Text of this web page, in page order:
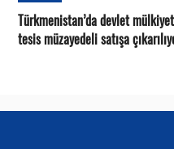
Türkmenistan’da devlet
tesis müzayedeli satışa